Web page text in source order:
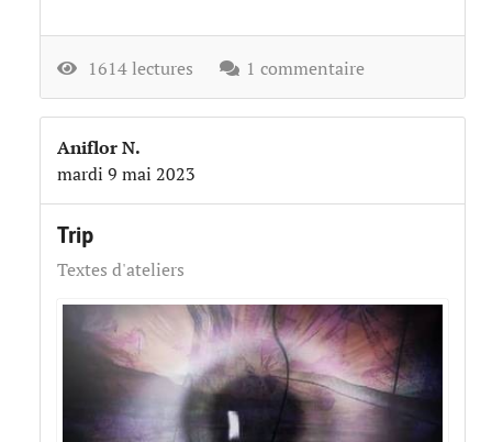
1614 lectures 1 commentaire
Aniflor N.
mardi 9 mai 2023
Trip
Textes d'ateliers